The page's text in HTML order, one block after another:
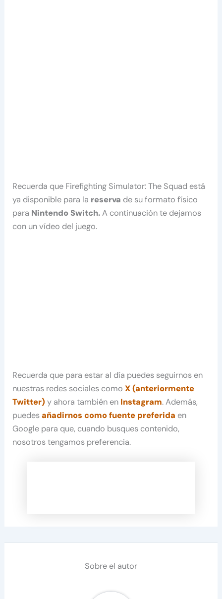
Recuerda que Firefighting Simulator: The Squad está
ya disponible para la reserva de su formato físico
para Nintendo Switch.A continuación te dejamos
con un vídeo del juego.
Recuerda que para estar al día puedes seguirnos en
nuestras redes sociales comoX (anteriormente
Twitter) y ahora también en Instagram. Además,
puedesañadirnos como fuente preferida en
Google para que, cuando busques contenido,
nosotros tengamos preferencia.
Sobre el autor